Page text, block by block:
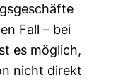
Fall – bei
es möglich,
nicht direkt